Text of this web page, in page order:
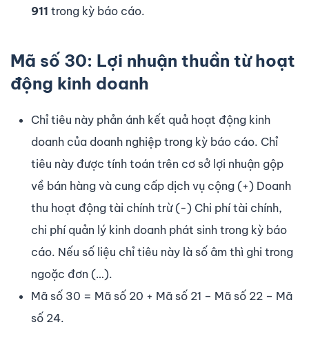
911 trong kỳ báo cáo.
Mã số 30: Lợi nhuận thuần từ hoạt
động kinh doanh
Chỉ tiêu này phản ánh kết quả hoạt động kinh
doanh của doanh nghiệp trong kỳ báo cáo. Chỉ
tiêu này được tính toán trên cơ sở lợi nhuận gộp
về bán hàng và cung cấp dịch vụ cộng (+) Doanh
thu hoạt động tài chính trừ (-) Chi phí tài chính,
chi phí quản lý kinh doanh phát sinh trong kỳ báo
cáo. Nếu số liệu chỉ tiêu này là số âm thì ghi trong
ngoặc đơn (…).
Mã số 30 = Mã số 20 + Mã số 21 – Mã số 22 – Mã
số 24.